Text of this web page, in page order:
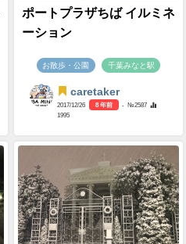
ポートプラザちば イルミネ
ーション
お散歩・公園 千葉みなと駅
caretaker
2017/12/26 8 年前
- №2587
1995